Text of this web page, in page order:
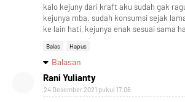
kalo kejuny dari kraft aku sudah gak
kejunya mba. sudah konsumsi sejak
ke lain hati, kejunya enak sesuai sama
Balas Hapus
Balasan
Rani Yulianty
24 Desember 2021 pukul 17.06